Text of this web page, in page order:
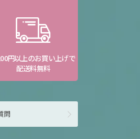
円以上のお買い上げで
配送料無料
問